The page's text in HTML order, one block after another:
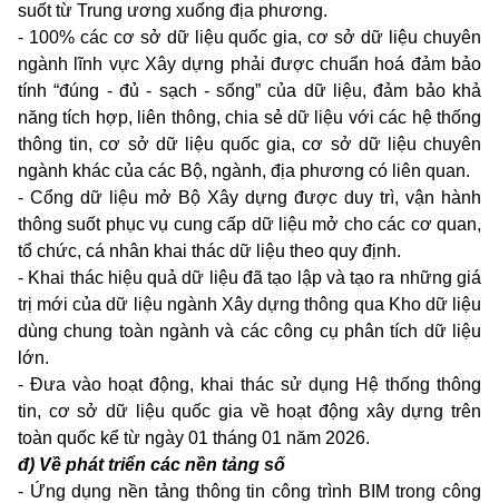
suốt từ Trung ương xuống địa phương.
- 100% các cơ sở dữ liệu quốc gia, cơ sở dữ liệu chuyên
ngành lĩnh vực Xây dựng phải được chuẩn hoá đảm bảo
tính “đúng - đủ - sạch - sống” của dữ liệu, đảm bảo khả
năng tích hợp, liên thông, chia sẻ dữ liệu với các hệ thống
thông tin, cơ sở dữ liệu quốc gia, cơ sở dữ liệu chuyên
ngành khác của các Bộ, ngành, địa phương có liên quan.
- Cổng dữ liệu mở Bộ Xây dựng được duy trì, vận hành
thông suốt phục vụ cung cấp dữ liệu mở cho các cơ quan,
tổ chức, cá nhân khai thác dữ liệu theo quy định.
- Khai thác hiệu quả dữ liệu đã tạo lập và tạo ra những giá
trị mới của dữ liệu ngành Xây dựng thông qua Kho dữ liệu
dùng chung toàn ngành và các công cụ phân tích dữ liệu
lớn.
- Đưa vào hoạt động, khai thác sử dụng Hệ thống thông
tin, cơ sở dữ liệu quốc gia về hoạt động xây dựng trên
toàn quốc kể từ ngày 01 tháng 01 năm 2026.
đ) Về phát triển các nền tảng số
- Ứng dụng nền tảng thông tin công trình BIM trong công